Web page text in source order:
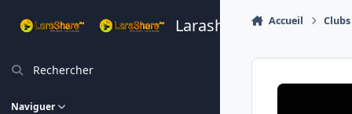
Larashare
Rechercher
Naviguer
Accueil Clubs